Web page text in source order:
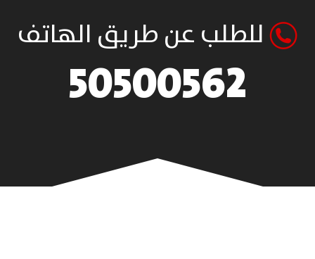
للطلب عن طريق الهاتف
50500562